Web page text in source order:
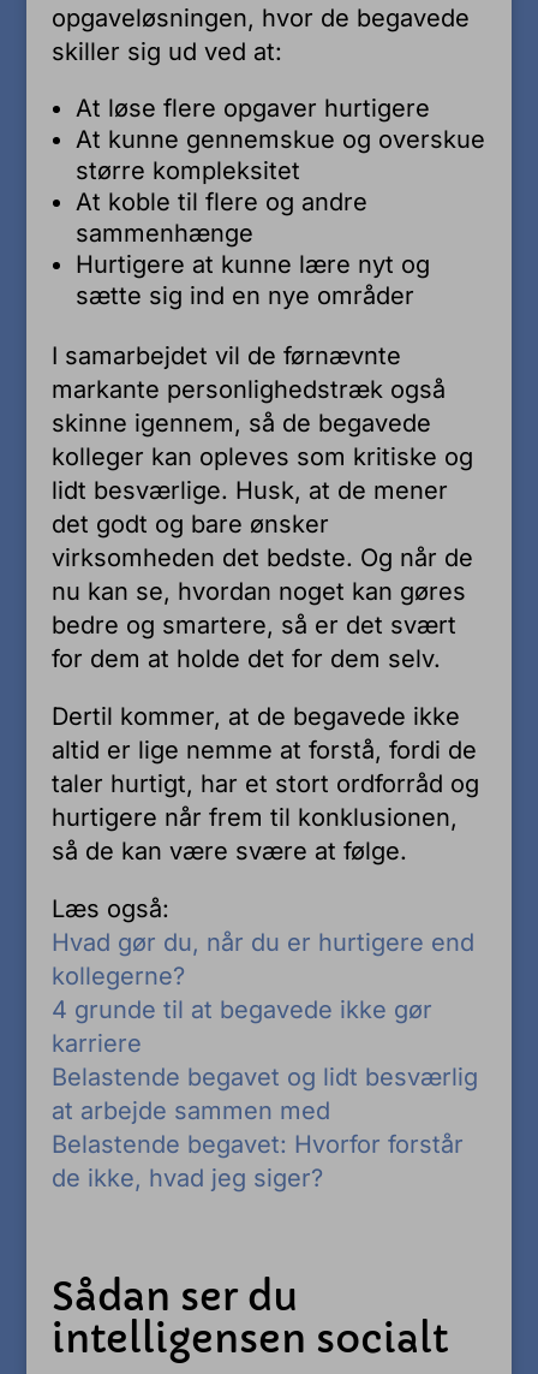
opgaveløsningen, hvor de begavede
skiller sig ud ved at:
At løse flere opgaver hurtigere
At kunne gennemskue og overskue
større kompleksitet
At koble til flere og andre
sammenhænge
Hurtigere at kunne lære nyt og
sætte sig ind en nye områder
I samarbejdet vil de førnævnte
markante personlighedstræk også
skinne igennem, så de begavede
kolleger kan opleves som kritiske og
lidt besværlige. Husk, at de mener
det godt og bare ønsker
virksomheden det bedste. Og når de
nu kan se, hvordan noget kan gøres
bedre og smartere, så er det svært
for dem at holde det for dem selv.
Dertil kommer, at de begavede ikke
altid er lige nemme at forstå, fordi de
taler hurtigt, har et stort ordforråd og
hurtigere når frem til konklusionen,
så de kan være svære at følge.
Læs også:
Hvad gør du, når du er hurtigere end
kollegerne?
4 grunde til at begavede ikke gør
karriere
Belastende begavet og lidt besværlig
at arbejde sammen med
Belastende begavet: Hvorfor forstår
de ikke, hvad jeg siger?
Sådan ser du
intelligensen socialt